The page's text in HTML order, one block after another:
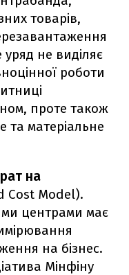
товарів,
не виділяє
роботи
проте також
та матеріальне
на
Cost Model).
центрами має
на бізнес.
Мінфіну